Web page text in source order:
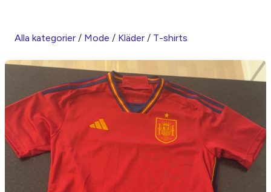
Alla kategorier / Mode / Kläder / T-shirts